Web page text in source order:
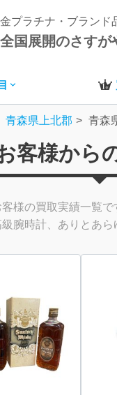
金プラチナ・ブランド
全国展開のさすが
青森県上北郡 青森
客様から
様の買取実績一覧
腕時計、ありとあら